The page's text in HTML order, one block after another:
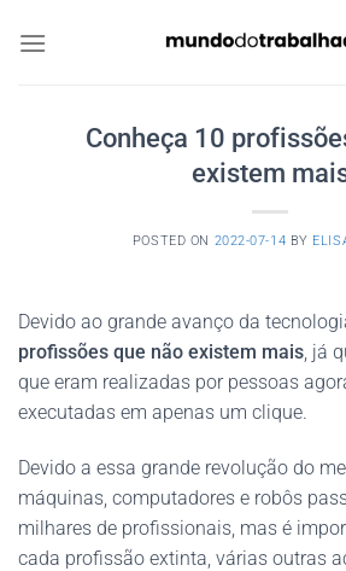
Conheça 10
existem
POSTED ON 2022-07-14 BY
Devido ao grande avanço da
profissões que não existem mais, já
que eram realizadas por pessoas
executadas em apenas um clique.
Devido a essa grande revolução do
máquinas, computadores e robôs
milhares de profissionais, mas é
cada profissão extinta, várias outras